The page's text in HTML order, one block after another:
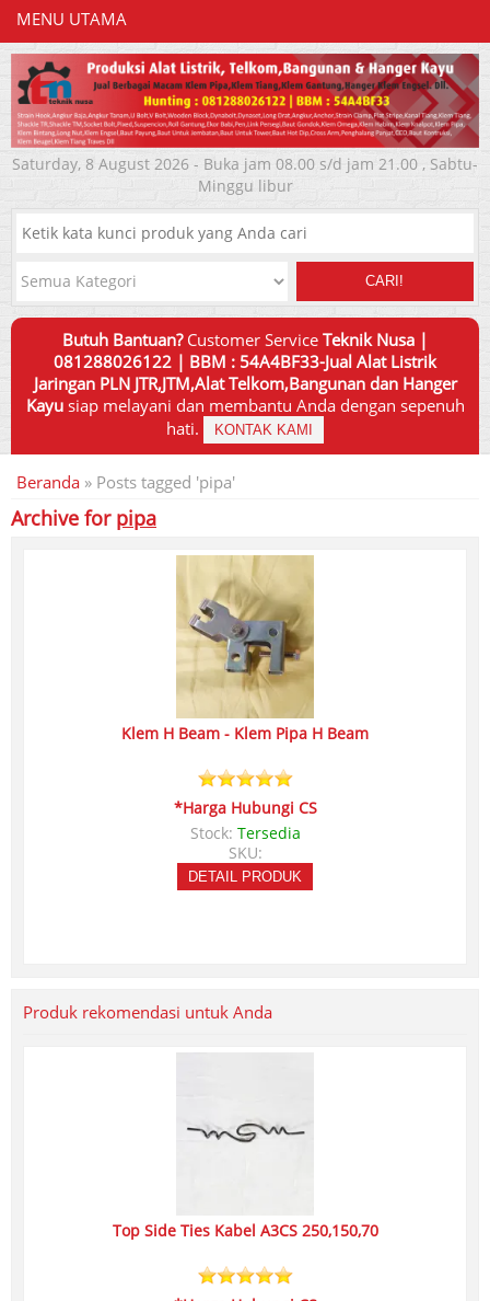
MENU UTAMA
Saturday, 8 August 2026 - Buka jam 08.00 s/d jam 21.00 , Sabtu-
Minggu libur
CARI!
Butuh Bantuan?Customer Service Teknik Nusa |
081288026122 | BBM : 54A4BF33-Jual Alat Listrik
Jaringan PLN JTR,JTM,Alat Telkom,Bangunan dan Hanger
Kayusiap melayani dan membantu Anda dengan sepenuh
hati.
KONTAK KAMI
Beranda » Posts tagged 'pipa'
Archive for pipa
Klem H Beam - Klem Pipa H Beam
*Harga Hubungi CS
Stock: Tersedia
SKU:
DETAIL PRODUK
Produk rekomendasi untuk Anda
Top Side Ties Kabel A3CS 250,150,70